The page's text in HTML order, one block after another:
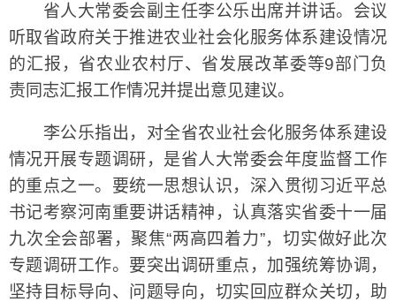
省人大常委会副主任李公乐出席并讲话。会议
听取省政府关于推进农业社会化服务体系建设情况
的汇报，省农业农村厅、省发展改革委等9部门负
责同志汇报工作情况并提出意见建议。
李公乐指出，对全省农业社会化服务体系建设
情况开展专题调研，是省人大常委会年度监督工作
的重点之一。要统一思想认识，深入贯彻习近平总
书记考察河南重要讲话精神，认真落实省委十一届
九次全会部署，聚焦“两高四着力”，切实做好此次
专题调研工作。要突出调研重点，加强统筹协调，
坚持目标导向、问题导向，切实回应群众关切，助